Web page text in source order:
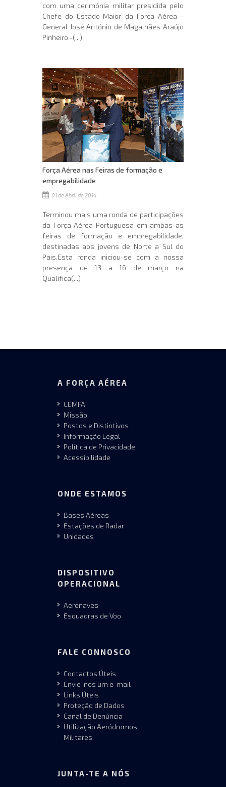
com uma cerimónia militar presidida pelo
Chefe do Estado-Maior da Força Aérea -
General José António de Magalhães Araújo
Pinheiro -(...)
Força Aérea nas Feiras de formação e
empregabilidade
01 de Abril de 2014
Terminou mais uma ronda de participações
da Força Aérea Portuguesa em ambas as
feiras de formação e empregabilidade,
destinadas aos jovens de Norte a Sul do
Pais.Esta ronda iniciou-se com a nossa
presença de 13 a 16 de março na
Qualifica(...)
A FORÇA AÉREA
CEMFA
Missão
Postos e Distintivos
Informação Legal
Política de Privacidade
Acessibilidade
ONDE ESTAMOS
Bases Aéreas
Estações de Radar
Unidades
DISPOSITIVO
OPERACIONAL
Aeronaves
Esquadras de Voo
FALE CONNOSCO
Contactos Úteis
Envie-nos um e-mail
Links Úteis
Proteção de Dados
Canal de Denúncia
Utilização Aeródromos
Militares
JUNTA-TE A NÓS